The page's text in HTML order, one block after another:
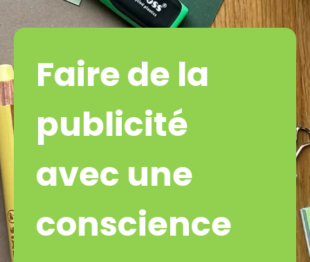
Faire de la
publicité
avec une
conscience